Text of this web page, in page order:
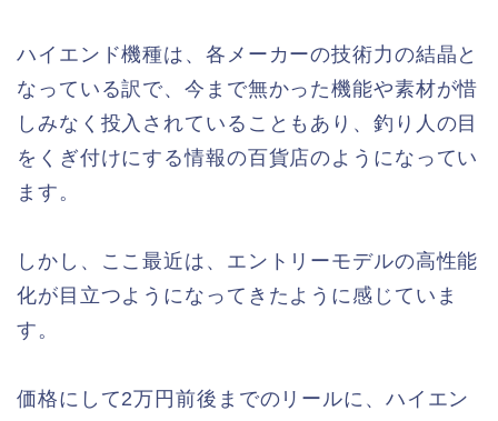
ハイエンド機種は、各メーカーの技術力の結晶と
なっている訳で、今まで無かった機能や素材が惜
しみなく投入されていることもあり、釣り人の目
をくぎ付けにする情報の百貨店のようになってい
ます。
しかし、ここ最近は、エントリーモデルの高性能
化が目立つようになってきたように感じていま
す。
価格にして2万円前後までのリールに、ハイエン